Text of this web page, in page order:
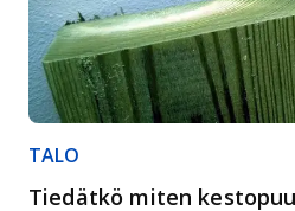
TALO
Tiedätkö miten